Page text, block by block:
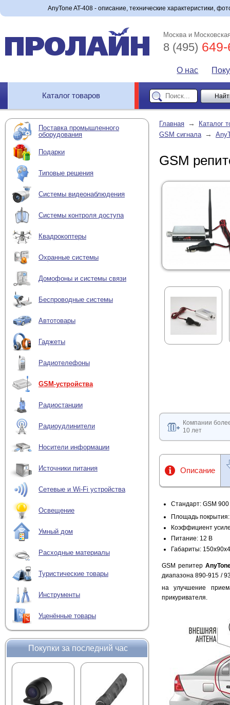
AnyTone AT-408 - описание, технические характеристики,
Москва и
8 (495)
О нас
Каталог товаров
Поставка промышленного
оборудования
Подарки
Типовые решения
Системы видеонаблюдения
Системы контроля доступа
Квадрокоптеры
Охранные системы
Домофоны и системы связи
Беспроводные системы
Автотовары
Гаджеты
Радиотелефоны
GSM-устройства
Радиостанции
Радиоудлинители
Носители информации
Источники питания
Сетевые и Wi-Fi устройства
Освещение
Умный дом
Расходные материалы
Туристические товары
Инструменты
Уценённые товары
Покупки за последний час
Главная →
Каталог
GSM сигнала →
GSM
Компании
10 лет
Описание
Стандарт: GSM 900
Площадь
Коэффициент
Питание: 12 В
Габариты:
GSM репитер
диапазона 890-915 /
на улучшение
прикуривателя.